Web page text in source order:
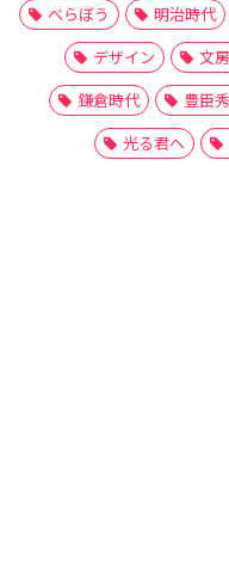
べらぼう
明治時代
デザイン
文
鎌倉時代
豊臣
光る君へ